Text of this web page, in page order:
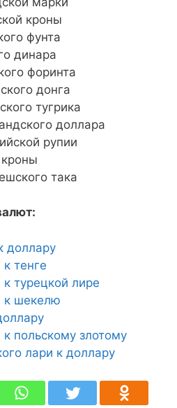
кроны
фунта
динара
форинта
донга
тугрика
доллара
рупии
кроны
така
доллару
тенге
турецкой лире
к шекелю
польскому злотому
лари к доллару